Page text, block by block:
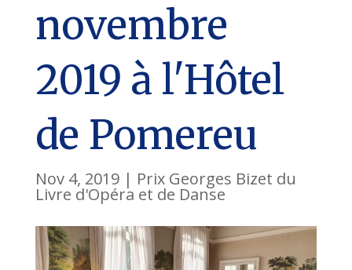
novembre
2019 à l'Hôtel
de Pomereu
Nov 4, 2019| Prix Georges Bizet du
Livre d'Opéra et de Danse